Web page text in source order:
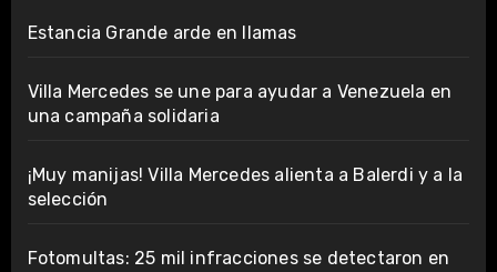
Estancia Grande arde en llamas
Villa Mercedes se une para ayudar a Venezuela en
una campaña solidaria
¡Muy manijas! Villa Mercedes alienta a Balerdi y a la
selección
Fotomultas: 25 mil infracciones se detectaron en